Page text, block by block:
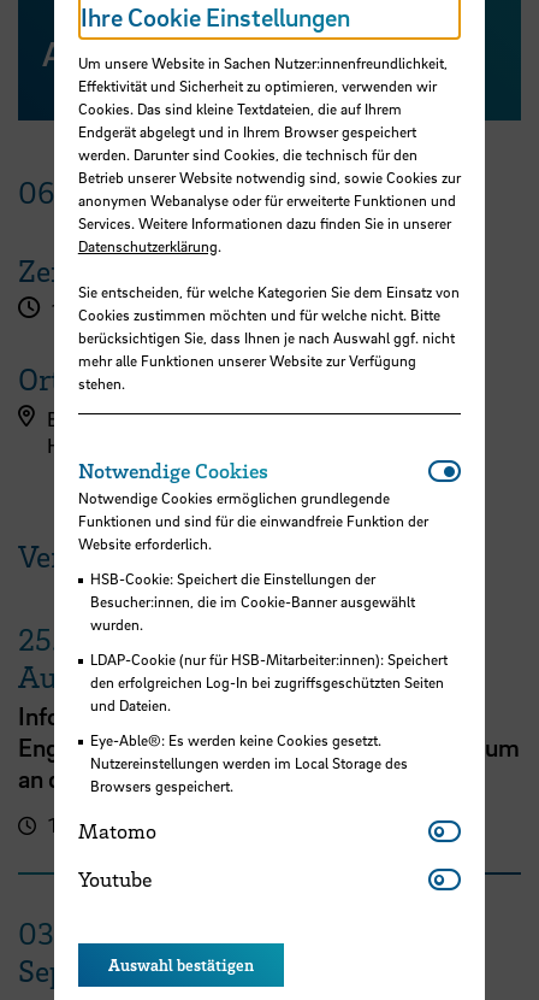
Anmeldung für den Rollout
06. April2023
Zeit
17:00 Uhr
Ort
Bremen
Hörsaalgebäude des GW1 der Universität Bremen
Veranstaltungen der HSB
25.
August
Info Session zu Vollzeitprogrammen:
Englischsprachiges MBA- oder Masterstudium
an der HSB
16:00 - 17:00 Uhr Online-Veranstaltung
03.
September
Ihre Cookie Einstellungen
Um unsere Website in Sachen Nutzer:innenfreundlichkeit,
Effektivität und Sicherheit zu optimieren, verwenden wir
Cookies. Das sind kleine Textdateien, die auf Ihrem
Endgerät abgelegt und in Ihrem Browser gespeichert
werden. Darunter sind Cookies, die technisch für den
Betrieb unserer Website notwendig sind, sowie Cookies zur
anonymen Webanalyse oder für erweiterte Funktionen und
Services. Weitere Informationen dazu finden Sie in unserer
Datenschutzerklärung.
Sie entscheiden, für welche Kategorien Sie dem Einsatz von
Cookies zustimmen möchten und für welche nicht. Bitte
berücksichtigen Sie, dass Ihnen je nach Auswahl ggf. nicht
mehr alle Funktionen unserer Website zur Verfügung
stehen.
Notwendige Cookies
Notwendige Cookies ermöglichen grundlegende
Funktionen und sind für die einwandfreie Funktion der
Website erforderlich.
HSB-Cookie: Speichert die Einstellungen der
Besucher:innen, die im Cookie-Banner ausgewählt
wurden.
LDAP-Cookie (nur für HSB-Mitarbeiter:innen): Speichert
den erfolgreichen Log-In bei zugriffsgeschützten Seiten
und Dateien.
Eye-Able®: Es werden keine Cookies gesetzt.
Nutzereinstellungen werden im Local Storage des
Browsers gespeichert.
Matomo Matomo
Youtube Youtube
Auswahl bestätigen